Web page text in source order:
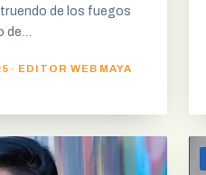
de los fuegos
de…
· EDITOR WEB MAYA